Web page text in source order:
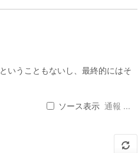
いうこともないし、最終的にはそ
ソース表示 通報 ...